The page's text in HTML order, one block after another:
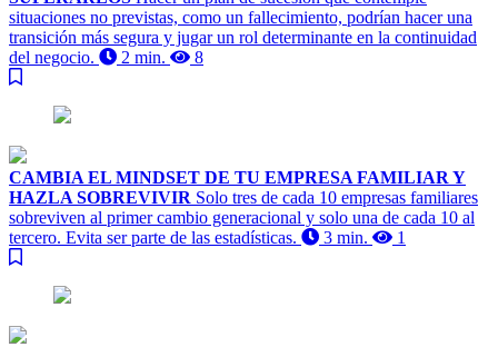
situaciones no previstas, como un fallecimiento, podrían hacer una
transición más segura y jugar un rol determinante en la continuidad
del negocio.
2 min. 8
CAMBIA EL MINDSET DE TU EMPRESA FAMILIAR Y
HAZLA SOBREVIVIR Solo tres de cada 10 empresas familiares
sobreviven al primer cambio generacional y solo una de cada 10 al
tercero. Evita ser parte de las estadísticas.
3 min. 1